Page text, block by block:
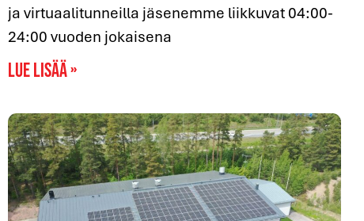
ja virtuaalitunneilla jäsenemme liikkuvat 04:00-
24:00 vuoden jokaisena
Lue lisää »